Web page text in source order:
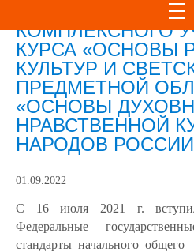
ПРОЦЕССА
КОМПЛЕКСНОГО
КУРСА «ОСНОВЫ
КУЛЬТУР И
ПРЕДМЕТНОЙ
«ОСНОВЫ
НРАВСТВЕННОЙ
НАРОДОВ РОССИИ
01.09.2022
С 16 июля 2021 г.
Федеральные
стандарты начального общего